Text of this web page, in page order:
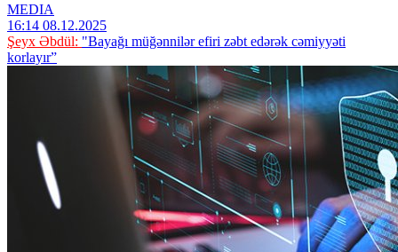
MEDIA
16:14 08.12.2025
Şeyx Əbdül: "Bayağı müğənnilər efiri zəbt edərək cəmiyyəti
korlayır”